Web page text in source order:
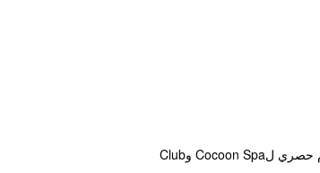
توفر Amber Springs Hotel المريحة والتي تقع في مدينة غوراي خدمة واي فاي مجاناً بالإضافة إلى سونا وجاكوزي. ويتوفر للنزلاء استخدام حصري لCocoon Spa وClub